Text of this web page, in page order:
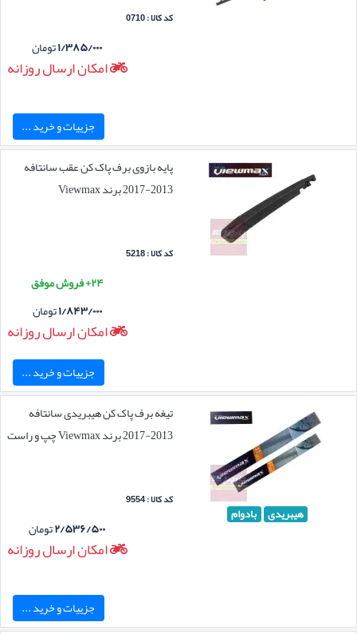
کد کالا : 0710
۱/۳۸۵/۰۰۰تومان
امکان ارسال روزانه
جزییات و خرید ...
پایه بازوی برف پاک کن عقب سانتافه
2013-2017 برند Viewmax
کد کالا : 5218
۲۴+ فروش موفق
۱/۸۴۳/۰۰۰تومان
امکان ارسال روزانه
جزییات و خرید ...
هیبریدی بادوام
تیغه برف پاک کن هیبریدی سانتافه
2013-2017 برند Viewmax چپ و راست
کد کالا : 9554
۲/۵۳۶/۵۰۰تومان
امکان ارسال روزانه
جزییات و خرید ...